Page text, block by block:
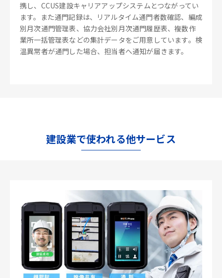
携し、CCUS建設キャリアアップシステムとつながってい
ます。また通門記録は、リアルタイム通門者数確認、編成
別月次通門管理表、協力会社別月次通門履歴表、複数作
業所一括管理表などの集計データをご用意しています。検
温異常者が通門した場合、担当者へ通知が届きます。
建設業で使われる他サービス